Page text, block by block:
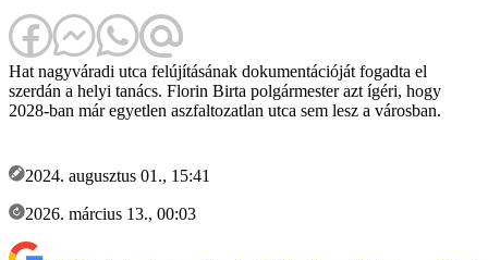
Hat nagyváradi utca felújításának dokumentációját fogadta el
szerdán a helyi tanács. Florin Birta polgármester azt ígéri, hogy
2028-ban már egyetlen aszfaltozatlan utca sem lesz a városban.
2024. augusztus 01., 15:41
2026. március 13., 00:03